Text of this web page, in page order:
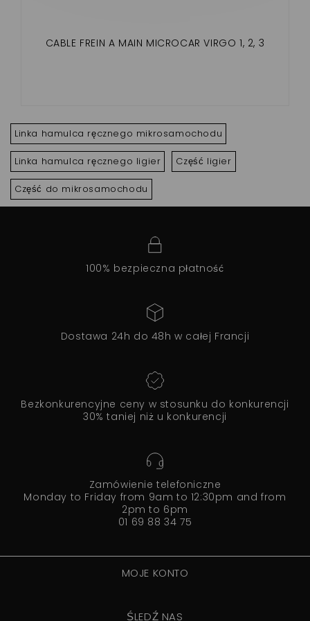
CABLE FREIN A MAIN MICROCAR VIRGO 1, 2, 3
Linka hamulca ręcznego mikrosamochodu
Linka hamulca ręcznego ligier Część ligier
Część do mikrosamochodu
100% bezpieczna płatność
Dostawa 24h do 48h w całej Francji
Bezkonkurencyjne ceny w stosunku do konkurencji
30% taniej niż u konkurencji
Zamówienie telefoniczne
Monday to Friday from 9am to 12:30pm and from
2pm to 6pm
01 69 88 34 75
MOJE KONTO
ŚLEDŹ NAS